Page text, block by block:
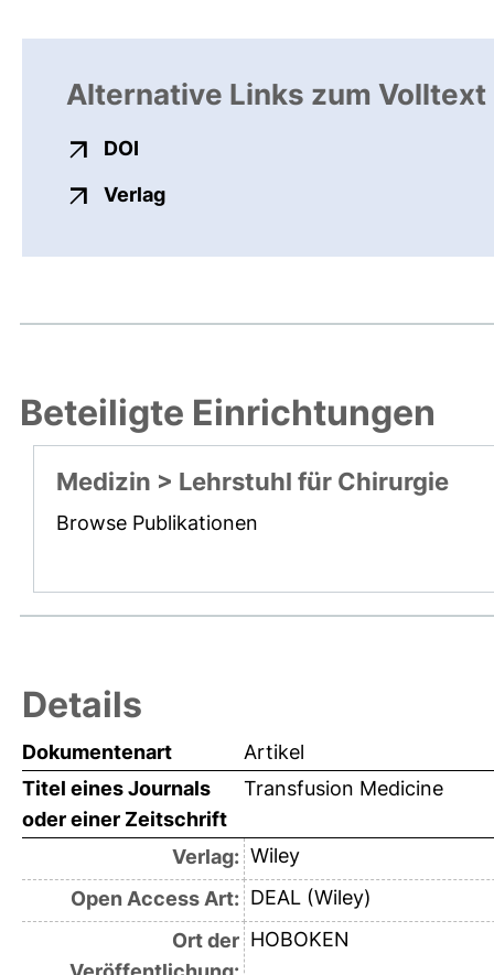
Alternative Links zum Volltext
DOI
Verlagexterner Link, öffnet neues
Beteiligte Einrichtungen
Medizin > Lehrstuhl für Chirurgie
Browse Publikationen
Details
Dokumentenart
Artikel
Titel eines Journals
oder einer Zeitschrift
Transfusion Medicine
Verlag: Wiley
Open Access Art: DEAL (Wiley)
Ort der HOBOKEN